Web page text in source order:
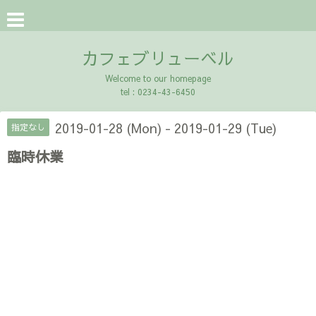
カフェブリューベル
Welcome to our homepage
tel : 0234-43-6450
指定なし 2019-01-28 (Mon) - 2019-01-29 (Tue)
臨時休業